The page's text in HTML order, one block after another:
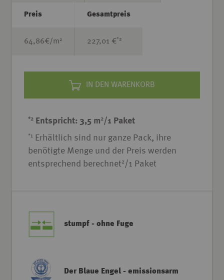
Preis
64,86€/m 2
Gesamtpreis
227,01 € *2
IN DEN WARENKORB
*2 Entspricht: 3,5 m2/1 Paket
*1
Erhältlich sind nur ganze Pack, ihre
benötigte Menge und der Preis werden
entsprechend berechnet2 /1 Paket
stumpf - ohne Fuge
Der Blaue Engel - emissionsarm